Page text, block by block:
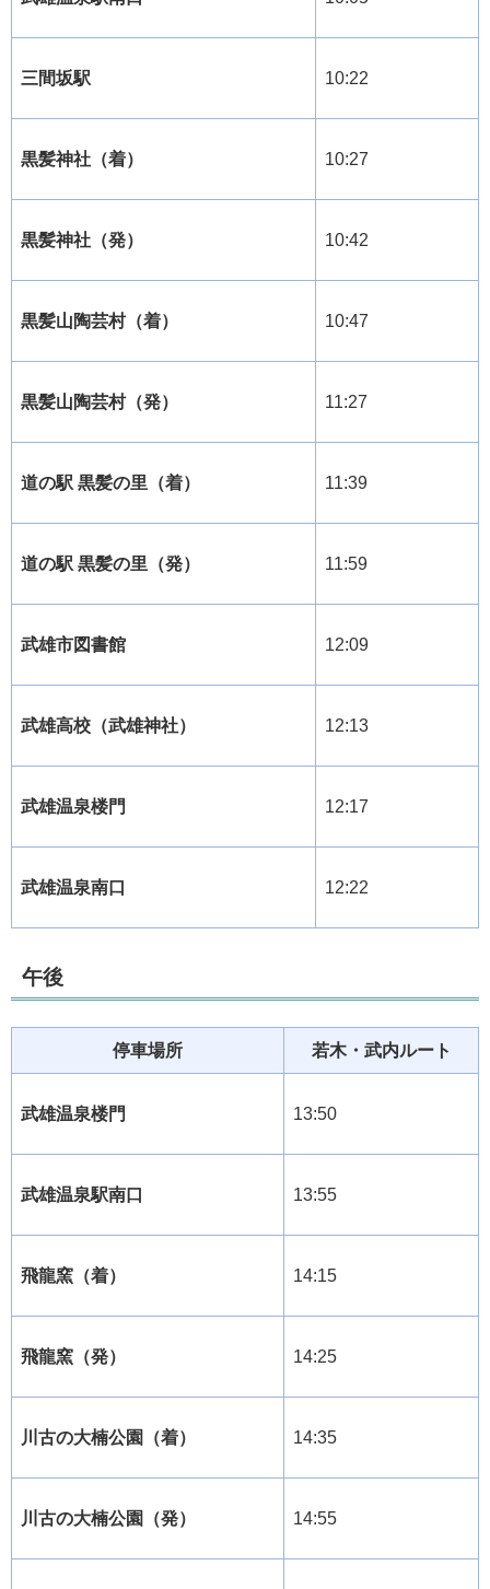
三間坂駅 10:22
黒髪神社（着） 10:27
黒髪神社（発） 10:42
黒髪山陶芸村（着） 10:47
黒髪山陶芸村（発） 11:27
道の駅 黒髪の里（着） 11:39
道の駅 黒髪の里（発） 11:59
武雄市図書館 12:09
武雄高校（武雄神社） 12:13
武雄温泉楼門 12:17
武雄温泉南口 12:22
午後
停車場所 若木・武内ルート
武雄温泉楼門 13:50
武雄温泉駅南口 13:55
飛龍窯（着） 14:15
飛龍窯（発） 14:25
川古の大楠公園（着） 14:35
川古の大楠公園（発） 14:55